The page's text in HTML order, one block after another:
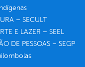
– SECULT
E LAZER – SEEL
DE PESSOAS – SEGP